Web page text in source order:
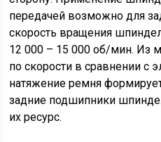
передачей возможно для
скорость вращения
12 000 – 15 000 об/мин. Из
по скорости в сравнении с
натяжение ремня
задние подшипники
их ресурс.